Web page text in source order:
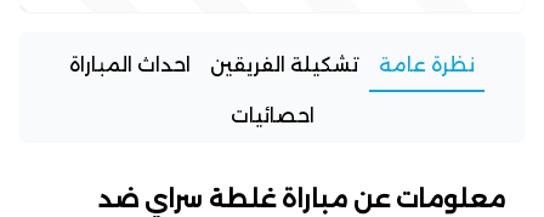
نظرة عامة تشكيلة الفريقين احداث المباراة
احصائيات
معلومات عن مباراة غلطة سراي ضد